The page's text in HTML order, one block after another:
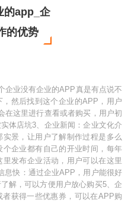
的app_企
的优势
企业没有企业的APP真是有点说不
然后找到这个企业的APP，用户
在这里进行查看或者购买，用户初
体店坑3、企业新闻：企业文化介
景，让用户了解制作过程是多么
企业都有自己的开业时间，每年
发布企业活动，用户可以在这里
息快：通过企业APP，用户能很好
解，可以方便用户放心购买5、企
获得一些优惠券，可以在APP购